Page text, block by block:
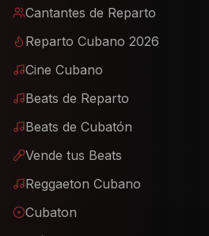
Cantantes de Reparto
Reparto Cubano 2026
Cine Cubano
Beats de Reparto
Beats de Cubatón
Vende tus Beats
Reggaeton Cubano
Cubaton